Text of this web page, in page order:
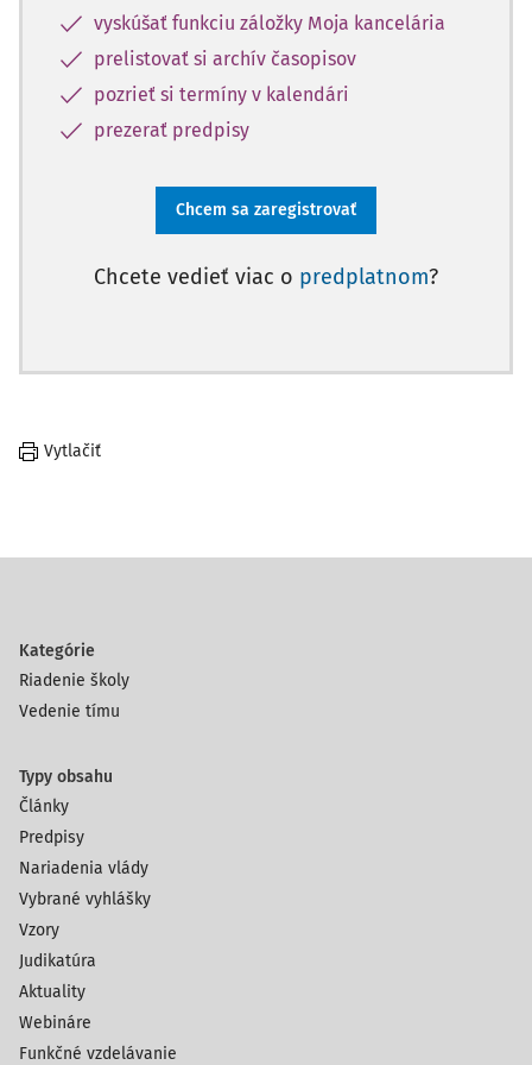
vyskúšať funkciu záložky Moja kancelária
prelistovať si archív časopisov
pozrieť si termíny v kalendári
prezerať predpisy
Chcem sa zaregistrovať
Chcete vedieť viac o predplatnom?
Vytlačiť
Kategórie
Riadenie školy
Vedenie tímu
Typy obsahu
Články
Predpisy
Nariadenia vlády
Vybrané vyhlášky
Vzory
Judikatúra
Aktuality
Webináre
Funkčné vzdelávanie